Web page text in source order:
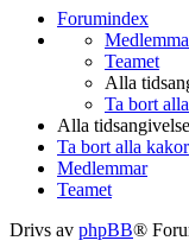
Forumindex
Teamet
Alla
Ta bort
Alla
Ta bort alla kakor
Medlemmar
Teamet
Drivs av phpBB®